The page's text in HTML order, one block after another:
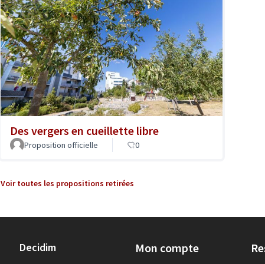
Des vergers en cueillette libre
Proposition officielle 0
Voir toutes les propositions retirées
Decidim Mon compte